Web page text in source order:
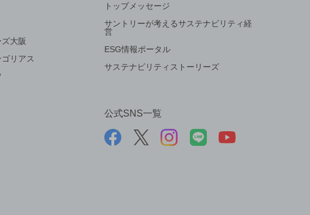
大阪
リアス
トップメッセージ
サントリーが考えるサステナビリティ経
営
ESG情報ポータル
サステナビリティストーリーズ
公式SNS一覧